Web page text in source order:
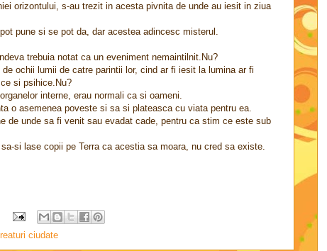
orizontului, s-au trezit in acesta pivnita de unde au iesit in ziua
pune si se pot da, dar acestea adincesc misterul.
trebuia notat ca un eveniment nemaintilnit.Nu?
ochii lumii de catre parintii lor, cind ar fi iesit la lumina ar fi
si psihice.Nu?
interne, erau normali ca si oameni.
o asemenea poveste si sa si plateasca cu viata pentru ea.
de unde sa fi venit sau evadat cade, pentru ca stim ce este sub
si lase copii pe Terra ca acestia sa moara, nu cred sa existe.
ciudate